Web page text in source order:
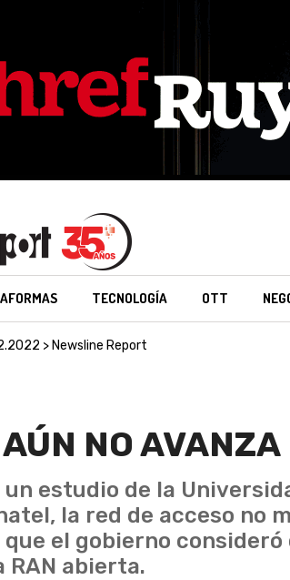
TECNOLOGÍA OTT
> Newsline Report
NO
estudio de la
la red de acceso no
que el gobierno
RAN abierta.